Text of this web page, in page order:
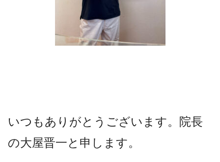
いつもありがとうございます。院長
の大屋晋一と申します。